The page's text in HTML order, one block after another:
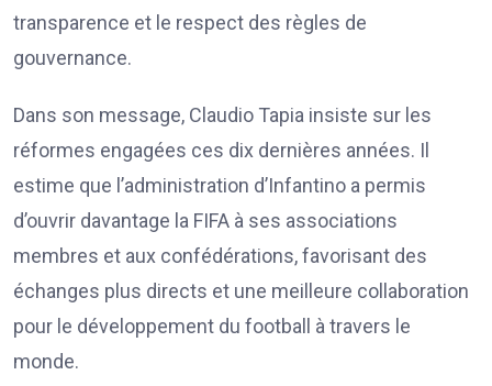
transparence et le respect des règles de
gouvernance.
Dans son message, Claudio Tapia insiste sur les
réformes engagées ces dix dernières années. Il
estime que l’administration d’Infantino a permis
d’ouvrir davantage la FIFA à ses associations
membres et aux confédérations, favorisant des
échanges plus directs et une meilleure collaboration
pour le développement du football à travers le
monde.